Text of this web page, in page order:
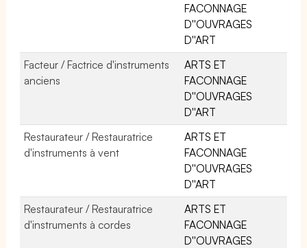
FACONNAGE
D''OUVRAGES
D''ART
Facteur / Factrice d'instruments
anciens
ARTS ET
FACONNAGE
D''OUVRAGES
D''ART
Restaurateur / Restauratrice
d'instruments à vent
ARTS ET
FACONNAGE
D''OUVRAGES
D''ART
Restaurateur / Restauratrice
d'instruments à cordes
ARTS ET
FACONNAGE
D''OUVRAGES